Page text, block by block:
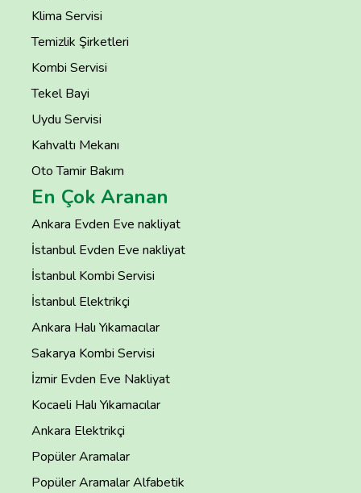
Klima Servisi
Temizlik Şirketleri
Kombi Servisi
Tekel Bayi
Uydu Servisi
Kahvaltı Mekanı
Oto Tamir Bakım
En Çok Aranan
Ankara Evden Eve nakliyat
İstanbul Evden Eve nakliyat
İstanbul Kombi Servisi
İstanbul Elektrikçi
Ankara Halı Yıkamacılar
Sakarya Kombi Servisi
İzmir Evden Eve Nakliyat
Kocaeli Halı Yıkamacılar
Ankara Elektrikçi
Popüler Aramalar
Popüler Aramalar Alfabetik